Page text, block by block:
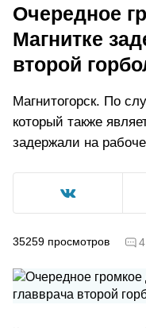
Очередное
Магнитке
второй
Магнитогорск. По
который также
задержали на
35259 просмотров 4